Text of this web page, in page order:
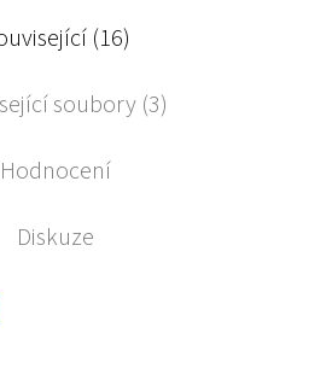
(16)
soubory (3)
Hodnocení
Diskuze